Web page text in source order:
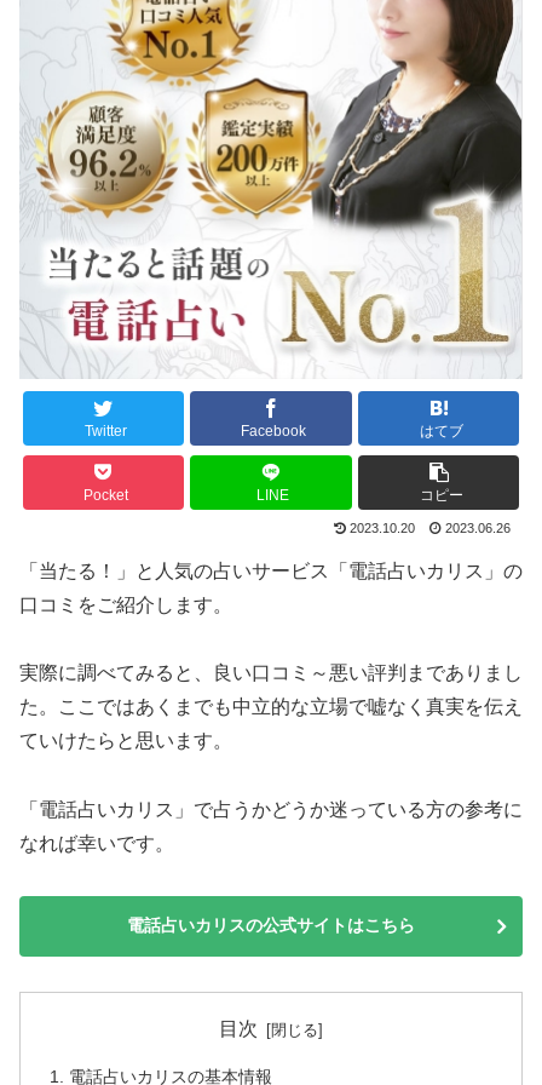
Twitter Facebook はてブ
Pocket LINE コピー
2023.10.20 2023.06.26
「当たる！」と人気の占いサービス「電話占いカリス」の
口コミをご紹介します。
実際に調べてみると、良い口コミ～悪い評判までありまし
た。ここではあくまでも中立的な立場で嘘なく真実を伝え
ていけたらと思います。
「電話占いカリス」で占うかどうか迷っている方の参考に
なれば幸いです。
電話占いカリスの公式サイトはこちら
目次
電話占いカリスの基本情報